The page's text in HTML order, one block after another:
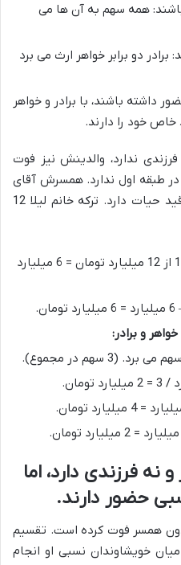
باشند: همه سهم به آن ها می
برادر دو برابر خواهر ارث می برد
داشته باشند، با برادر و خواهر
خود را دارند.
ندارد، والدینش نیز فوت
طبقه اول ندارد. همسرش آقای
فرهاد، یک خواهر و یک برادر در قید حیات دارد. ترکه خانم لیلا 12
1/2 از 12 میلیارد تومان = 6 میلیارد
و نه فرزندی دارد، اما
حضور دارند.
همسر فوت کرده است. تقسیم
خویشاوندان نسبی او انجام